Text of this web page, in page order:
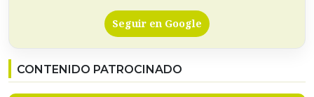
Seguir en Google
CONTENIDO PATROCINADO